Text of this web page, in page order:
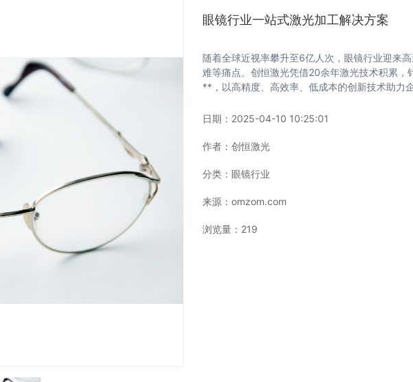
眼镜行业一站式激光加工解决方案
随着全球近视率攀升至6亿人次，眼镜行业迎来
难等痛点。创恒激光凭借20余年激光技术积累
**，以高精度、高效率、低成本的创新技术助力
日期： 2025-04-10 10:25:01
作者：创恒激光
分类： 眼镜行业
来源：omzom.com
浏览量： 219